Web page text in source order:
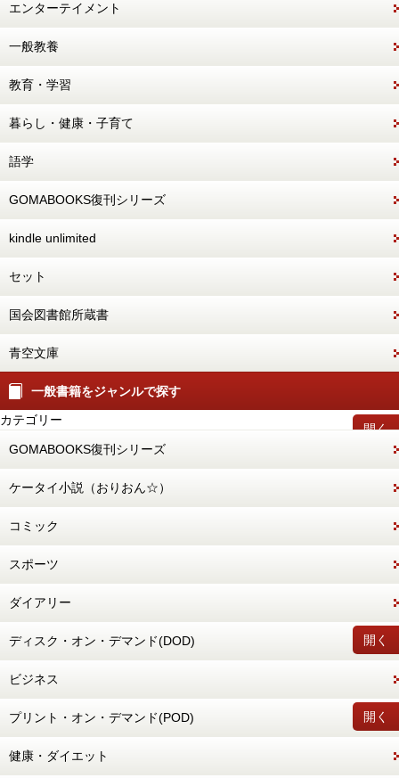
エンターテイメント
一般教養
教育・学習
暮らし・健康・子育て
語学
GOMABOOKS復刊シリーズ
kindle unlimited
セット
国会図書館所蔵書
青空文庫
一般書籍をジャンルで探す
開く
カテゴリー
GOMABOOKS復刊シリーズ
ケータイ小説（おりおん☆）
コミック
スポーツ
ダイアリー
開く
ディスク・オン・デマンド(DOD)
ビジネス
開く
プリント・オン・デマンド(POD)
健康・ダイエット